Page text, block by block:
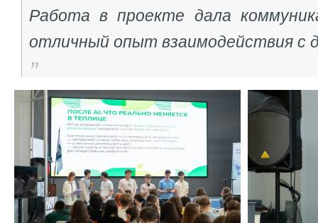
Работа в проекте дала
отличный опыт взаимодействия с